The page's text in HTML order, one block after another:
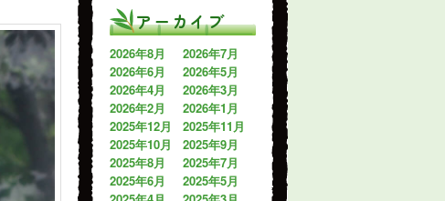
アーカイブ
2026年8月
2026年7月
2026年6月
2026年5月
2026年4月
2026年3月
2026年2月
2026年1月
2025年12月
2025年11月
2025年10月
2025年9月
2025年8月
2025年7月
2025年6月
2025年5月